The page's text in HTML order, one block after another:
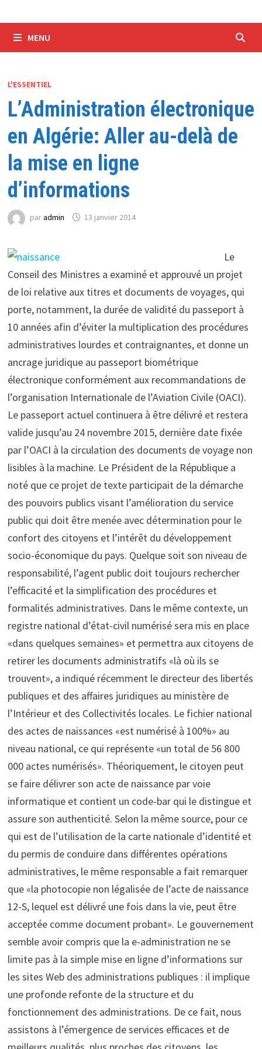
MENU
L'ESSENTIEL
L’Administration électronique
en Algérie: Aller au-delà de
la mise en ligne
d’informations
paradmin 13 janvier 2014
Le
Conseil des Ministres a examiné et approuvé un projet
de loi relative aux titres et documents de voyages, qui
porte, notamment, la durée de validité du passeport à
10 années afin d’éviter la multiplication des procédures
administratives lourdes et contraignantes, et donne un
ancrage juridique au passeport biométrique
électronique conformément aux recommandations de
l’organisation Internationale de l’Aviation Civile (OACI).
Le passeport actuel continuera à être délivré et restera
valide jusqu’au 24 novembre 2015, dernière date fixée
par l’OACI à la circulation des documents de voyage non
lisibles à la machine. Le Président de la République a
noté que ce projet de texte participait de la démarche
des pouvoirs publics visant l’amélioration du service
public qui doit être menée avec détermination pour le
confort des citoyens et l’intérêt du développement
socio-économique du pays. Quelque soit son niveau de
responsabilité, l’agent public doit toujours rechercher
l’efficacité et la simplification des procédures et
formalités administratives. Dans le même contexte, un
registre national d’état-civil numérisé sera mis en place
«dans quelques semaines» et permettra aux citoyens de
retirer les documents administratifs «là où ils se
trouvent», a indiqué récemment le directeur des libertés
publiques et des affaires juridiques au ministère de
l’Intérieur et des Collectivités locales. Le fichier national
des actes de naissances «est numérisé à 100%» au
niveau national, ce qui représente «un total de 56 800
000 actes numérisés». Théoriquement, le citoyen peut
se faire délivrer son acte de naissance par voie
informatique et contient un code-bar qui le distingue et
assure son authenticité. Selon la même source, pour ce
qui est de l’utilisation de la carte nationale d’identité et
du permis de conduire dans différentes opérations
administratives, le même responsable a fait remarquer
que «la photocopie non légalisée de l’acte de naissance
12-S, lequel est délivré une fois dans la vie, peut être
acceptée comme document probant». Le gouvernement
semble avoir compris que la e-administration ne se
limite pas à la simple mise en ligne d’informations sur
les sites Web des administrations publiques : il implique
une profonde refonte de la structure et du
fonctionnement des administrations. De ce fait, nous
assistons à l’émergence de services efficaces et de